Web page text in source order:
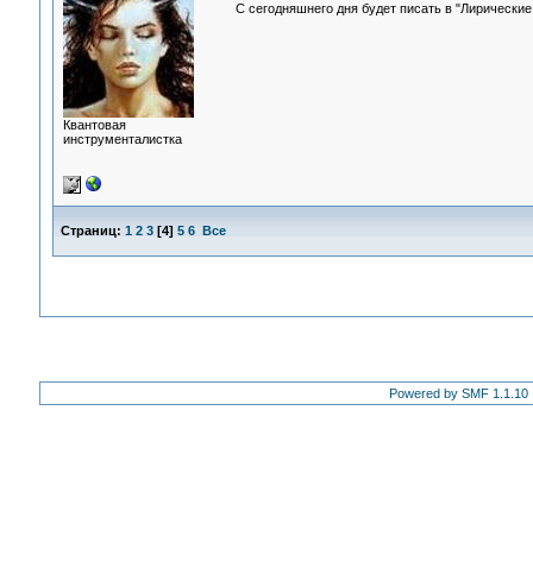
Квантовая
инструменталистка
С сегодняшнего дня будет писать в
Страниц: 1 2 3[4] 5 6 Все
Powered by SMF 1.1.10